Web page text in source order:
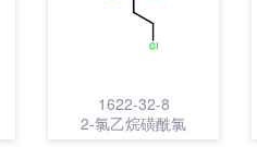
1622-32-8
2-氯乙烷磺酰氯